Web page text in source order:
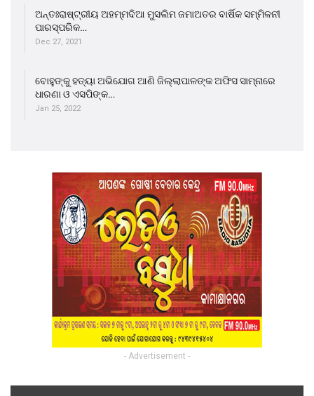
ଅନ୍ତଃରାଷ୍ଟ୍ରୀୟ ଅହମ୍ମଦିଆ ମୁସଲିମ ଜମାଅତର ବାର୍ଷିକ ସମ୍ମିଳନୀ
ପାରସ୍ପରିକ…
Dec 27, 2021
ବୋହୁଙ୍କୁ ହତ୍ୟା ଅଭିଯୋଗ ଆଣି ଜିଲ୍ଲାପାଳଙ୍କ ଅଫିସ ସାମ୍ନାରେ
ଧାରଣା ଓ ଏସପିଙ୍କ…
Jan 25, 2022
- Advertisement -